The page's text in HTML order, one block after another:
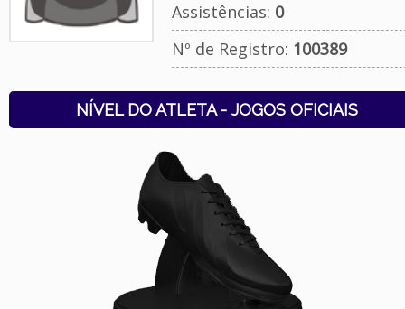
Assistências: 0
Nº de Registro: 100389
NÍVEL DO ATLETA - JOGOS OFICIAIS